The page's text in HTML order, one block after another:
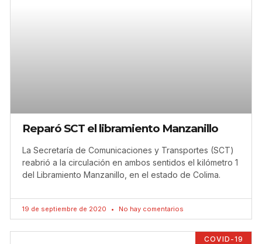
Reparó SCT el libramiento Manzanillo
La Secretaría de Comunicaciones y Transportes (SCT)
reabrió a la circulación en ambos sentidos el kilómetro 1
del Libramiento Manzanillo, en el estado de Colima.
19 de septiembre de 2020 No hay comentarios
COVID-19